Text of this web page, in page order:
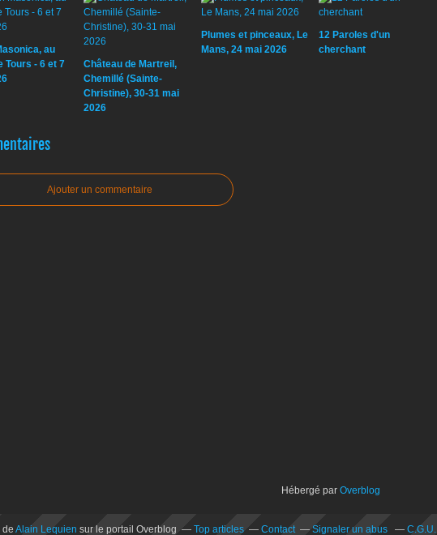
au
Tours - 6 et 7
Château de Martreil,
Chemillé (Sainte-
Christine), 30-31 mai
2026
Plumes et pinceaux, Le
Mans, 24 mai 2026
12 Paroles d'un
cherchant
Ajouter un commentaire
Hébergé par Overblog
de Alain Lequien sur le portail Overblog Top articles Contact Signaler un abus C.G.U.